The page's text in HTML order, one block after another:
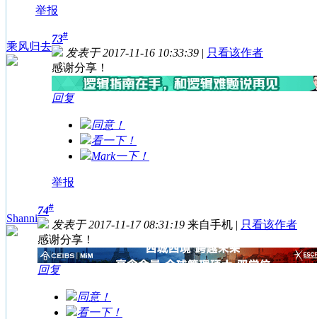
举报
乘风归去
73#
发表于 2017-11-16 10:33:39 | 只看该作者
感谢分享！
回复
同意！
看一下！
Mark一下！
举报
Shanni
74#
发表于 2017-11-17 08:31:19 来自手机 | 只看该作者
感谢分享！
回复
同意！
看一下！